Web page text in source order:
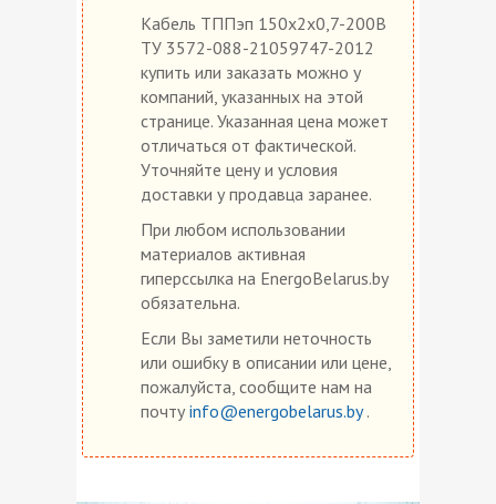
Кабель ТППэп 150х2х0,7-200В
ТУ 3572-088-21059747-2012
купить или заказать можно у
компаний, указанных на этой
странице. Указанная цена может
отличаться от фактической.
Уточняйте цену и условия
доставки у продавца заранее.
При любом использовании
материалов активная
гиперссылка на EnergoBelarus.by
обязательна.
Если Вы заметили неточность
или ошибку в описании или цене,
пожалуйста, сообщите нам на
почту info@energobelarus.by.